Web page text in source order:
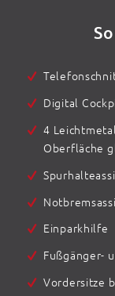
Digital
4
Oberfläche
Einparkhilfe
Fußgänger-
Vordersitze